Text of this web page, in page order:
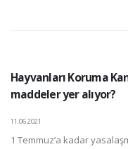
Hayvanları Koruma
maddeler yer alıyor?
11.06.2021
1 Temmuz’a kadar